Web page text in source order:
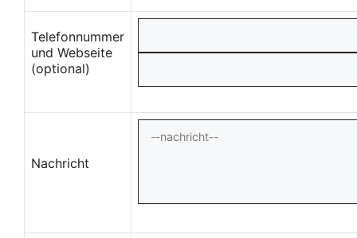
Telefonnummer
und Webseite
(optional)
Nachricht